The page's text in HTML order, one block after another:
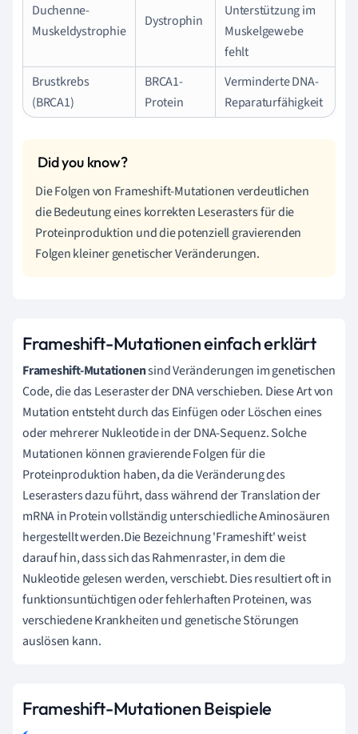
Duchenne-
Muskeldystrophie
Dystrophin
Unterstützung im
Muskelgewebe
fehlt
Brustkrebs
(BRCA1)
BRCA1-
Protein
Verminderte DNA-
Reparaturfähigkeit
Die Folgen von Frameshift-Mutationen verdeutlichen
die Bedeutung eines korrekten Leserasters für die
Proteinproduktion und die potenziell gravierenden
Folgen kleiner genetischer Veränderungen.
Frameshift-Mutationen einfach erklärt
Frameshift-Mutationensind Veränderungen im genetischen
Code, die das Leseraster der DNA verschieben. Diese Art von
Mutation entsteht durch das Einfügen oder Löschen eines
oder mehrerer Nukleotide in der DNA-Sequenz. Solche
Mutationen können gravierende Folgen für die
Proteinproduktion haben, da die Veränderung des
Leserasters dazu führt, dass während der Translation der
mRNA in Protein vollständig unterschiedliche Aminosäuren
hergestellt werden.Die Bezeichnung 'Frameshift' weist
darauf hin, dass sich das Rahmenraster, in dem die
Nukleotide gelesen werden, verschiebt. Dies resultiert oft in
funktionsuntüchtigen oder fehlerhaften Proteinen, was
verschiedene Krankheiten und genetische Störungen
auslösen kann.
Frameshift-Mutationen Beispiele